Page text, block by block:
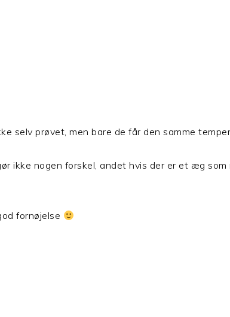
selv prøvet, men bare de får den samme
ikke nogen forskel, andet hvis der er et æg
fornøjelse